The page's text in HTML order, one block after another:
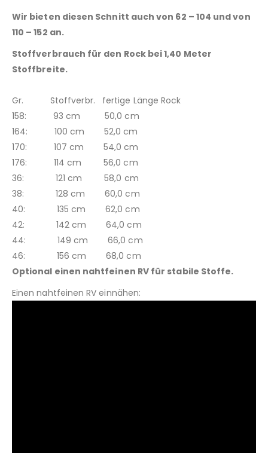
Wir bieten diesen Schnitt auch von 62 – 104 und von
110 – 152 an.
Stoffverbrauch für den Rock bei 1,40 Meter
Stoffbreite.
Gr. Stoffverbr. fertige Länge Rock
158: 93 cm 50,0 cm
164: 100 cm 52,0 cm
170: 107 cm 54,0 cm
176: 114 cm 56,0 cm
36: 121 cm 58,0 cm
38: 128 cm 60,0 cm
40: 135 cm 62,0 cm
42: 142 cm 64,0 cm
44: 149 cm 66,0 cm
46: 156 cm 68,0 cm
Optional einen nahtfeinen RV für stabile Stoffe.
Einen nahtfeinen RV einnähen: